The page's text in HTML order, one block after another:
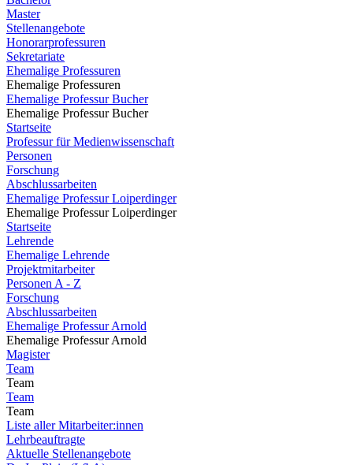
Master
Stellenangebote
Honorarprofessuren
Sekretariate
Ehemalige Professuren
Ehemalige Professuren
Ehemalige Professur Bucher
Ehemalige Professur Bucher
Startseite
Professur für Medienwissenschaft
Personen
Forschung
Abschlussarbeiten
Ehemalige Professur Loiperdinger
Ehemalige Professur Loiperdinger
Startseite
Lehrende
Ehemalige Lehrende
Projektmitarbeiter
Personen A - Z
Forschung
Abschlussarbeiten
Ehemalige Professur Arnold
Ehemalige Professur Arnold
Magister
Team
Team
Team
Team
Liste aller Mitarbeiter:innen
Lehrbeauftragte
Aktuelle Stellenangebote